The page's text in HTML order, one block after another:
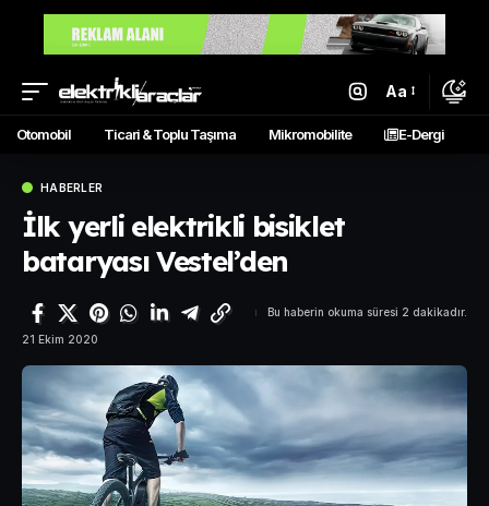
Aa
Otomobil Ticari & Toplu Taşıma Mikromobilite E-Dergi
HABERLER
İlk yerli elektrikli bisiklet
bataryası Vestel’den
21 Ekim 2020
Bu haberin okuma süresi 2 dakikadır.